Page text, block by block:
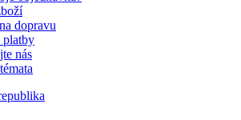
dopravu
platby
nás